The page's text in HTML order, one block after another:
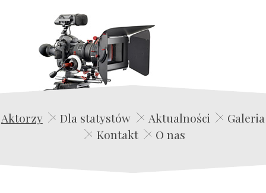
Edwin Film Agencja Aktorska
Aktorzy Dla statystów Aktualności
Galeria
Kontakt
O nas